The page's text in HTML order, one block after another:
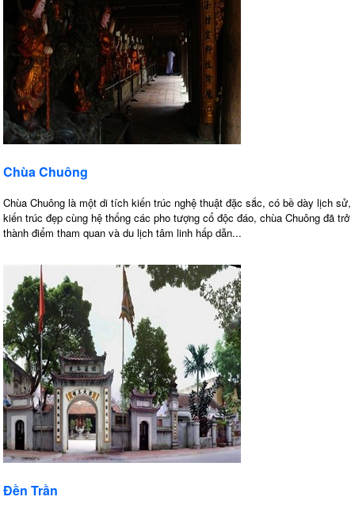
Chùa Chuông
Chùa Chuông là một di tích kiến trúc nghệ thuật đặc sắc, có bề dày lịch sử,
kiến trúc đẹp cùng hệ thống các pho tượng cổ độc đáo, chùa Chuông đã trở
thành điểm tham quan và du lịch tâm linh hấp dẫn...
Đền Trần